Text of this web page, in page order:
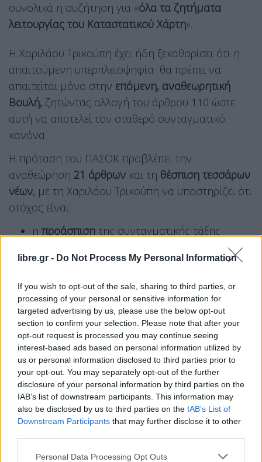
libre.gr - Do Not Process My Personal Information
If you wish to opt-out of the sale, sharing to third parties, or
processing of your personal or sensitive information for
targeted advertising by us, please use the below opt-out
section to confirm your selection. Please note that after your
opt-out request is processed you may continue seeing
interest-based ads based on personal information utilized by
us or personal information disclosed to third parties prior to
your opt-out. You may separately opt-out of the further
disclosure of your personal information by third parties on the
IAB’s list of downstream participants. This information may
also be disclosed by us to third parties on the IAB’s List of
Downstream Participants that may further disclose it to other
Personal Data Processing Opt Outs
συνολικά η συζήτηση για «όλα τα ζητήματα
λειτουργίας του Καταστατικού Χάρτη».
Η Χαριλάου Τρικούπη έχει ήδη ξεκαθαρίσει ότι η
απαιτούμενη υπερπλειοψηφία θα πρέπει να
απαιτείται μόνο στην επόμενη, αναθεωρητική
Βουλή, ζητώντας αλλαγή του άρθρου 110 ώστε
αυτή να αποτελεί τον σταθερό συνταγματικό
κανόνα.
Η πρόταση του ΠΑΣΟΚ προβλέπει την
αναθεώρηση 21 άρθρων και τη θέσπιση τεσσάρων
νέων, με τη Χαριλάου Τρικούπη να υποστηρίζει ότι
στόχος είναι:
η προάσπιση της συνταγματικής τάξης
της διαφάνειας και των θεσμικών
αντιβάρων
προστασία
των πολιτών απέναντι στις
προκλήσεις της σύγχρονης κοινωνίας.
Η τελική μορφή των προτάσεων αναμένεται να
εμπλουτιστεί μέσα από δημόσια διαβούλευση
κινείται σε τρεις βασικούς άξονες:
σύγχρονα δικαιώματα
θεσμοί, διαφάνεια και λογοδοσία
αλλαγέςστην ίδια τη διαδικασία της
αναθεώρησης.
Τα 21 άρθρα και οι νέες ρυθμίσεις